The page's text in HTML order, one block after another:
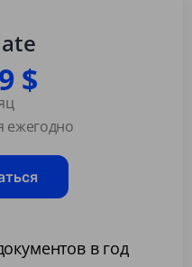
$
ежегодно
в год